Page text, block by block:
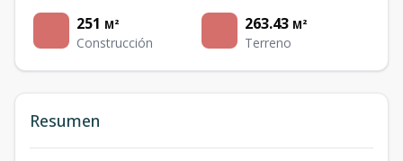
251 M²
Construcción
263.43 M²
Terreno
Resumen